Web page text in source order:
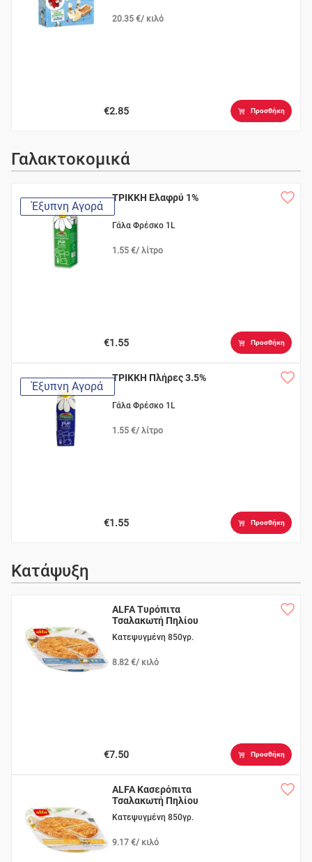
20.35 €/ κιλό
€2.85 Προσθήκη
Γαλακτοκομικά
Έξυπνη Αγορά
ΤΡΙΚΚΗ Ελαφρύ 1%
Γάλα Φρέσκο 1L
1.55 €/ λίτρο
€1.55 Προσθήκη
Έξυπνη Αγορά
ΤΡΙΚΚΗ Πλήρες 3.5%
Γάλα Φρέσκο 1L
1.55 €/ λίτρο
€1.55 Προσθήκη
Κατάψυξη
ALFA Τυρόπιτα
Τσαλακωτή Πηλίου
Κατεψυγμένη 850γρ.
8.82 €/ κιλό
€7.50 Προσθήκη
ALFA Κασερόπιτα
Τσαλακωτή Πηλίου
Κατεψυγμένη 850γρ.
9.17 €/ κιλό